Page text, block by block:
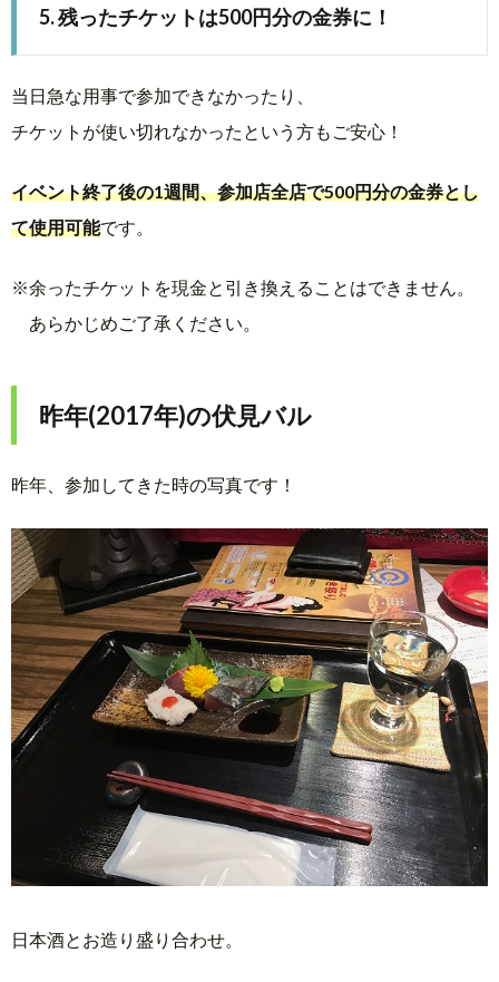
5. 残ったチケットは500円分の金券に！
当日急な用事で参加できなかったり、
チケットが使い切れなかったという方もご安心！
イベント終了後の1週間、参加店全店で500円分の金券とし
て使用可能です。
※余ったチケットを現金と引き換えることはできません。
あらかじめご了承ください。
昨年(2017年)の伏見バル
昨年、参加してきた時の写真です！
日本酒とお造り盛り合わせ。